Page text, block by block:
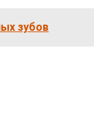
зубов